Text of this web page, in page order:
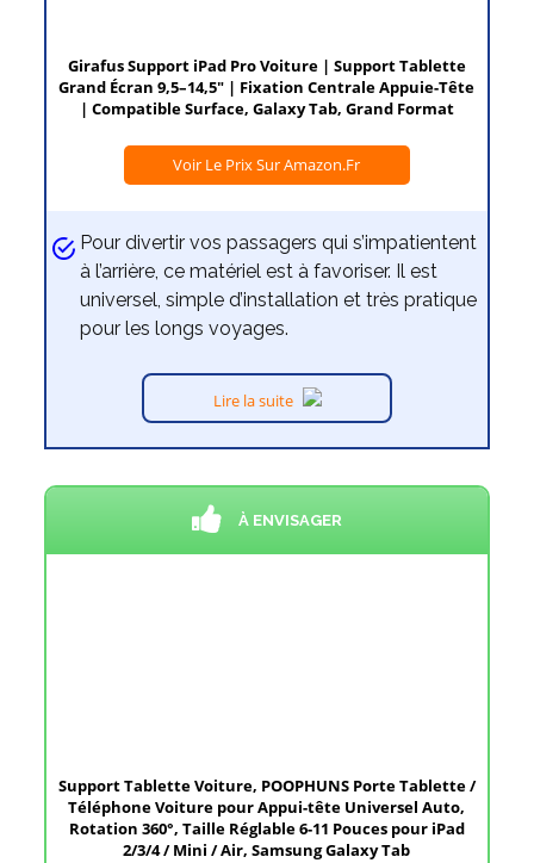
Girafus Support iPad Pro Voiture | Support Tablette
Grand Écran 9,5–14,5" | Fixation Centrale Appuie-Tête
| Compatible Surface, Galaxy Tab, Grand Format
Voir Le Prix Sur Amazon.fr
Pour divertir vos passagers qui s’impatientent
à l’arrière, ce matériel est à favoriser. Il est
universel, simple d’installation et très pratique
pour les longs voyages.
Lire la suite
À ENVISAGER
Support Tablette Voiture, POOPHUNS Porte Tablette /
Téléphone Voiture pour Appui-tête Universel Auto,
Rotation 360°, Taille Réglable 6-11 Pouces pour iPad
2/3/4 / Mini / Air, Samsung Galaxy Tab